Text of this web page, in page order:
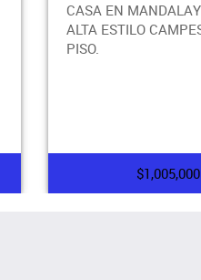
CASA EN
ALTA ESTILO
PISO.
$1,005,000